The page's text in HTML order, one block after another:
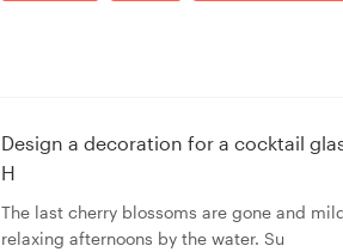
Design a decoration for a cocktail
H
The last cherry blossoms are gone and
relaxing afternoons by the water. Su